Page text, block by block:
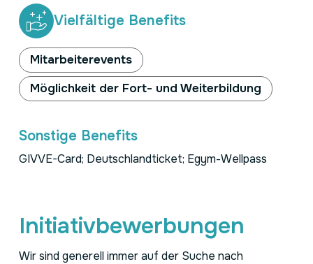
Vielfältige Benefits
Mitarbeiterevents
Möglichkeit der Fort- und Weiterbildung
Sonstige Benefits
GIVVE-Card; Deutschlandticket; Egym-Wellpass
Initiativbewerbungen
Wir sind generell immer auf der Suche nach